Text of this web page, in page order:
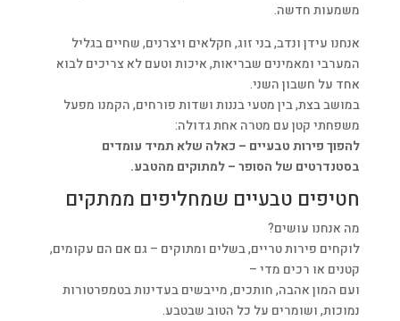
משמעות חדשה.
אנחנו עידן ונדב, בני זוג, חקלאים ויצרנים, שחיים בגליל
המערבי ומאמינים שבריאות, איכות וטעם לא צריכים לבוא
אחד על חשבון השני.
במושב בצת, בין מטעי בננות ושדות פורחים, הקמנו מפעל
משפחתי קטן עם מטרה אחת גדולה:
להפוך פירות טבעיים – כאלה שלא תמיד עומדים
בסטנדרטים של הסופר – למתוקים מהטבע.
חטיפים טבעיים שמחליפים ממתקים
מה אנחנו עושים?
לוקחים פירות טריים, בשלים ומתוקים – גם אם הם עקומים,
קטנים או רכים מדי –
ועם המון אהבה, חותכים, מייבשים בעדינות בטמפרטורות
נמוכות, ושומרים על כל הטוב שבטבע.